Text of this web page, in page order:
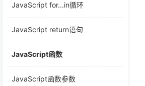
JavaScript for...in循环
JavaScript return语句
JavaScript函数
JavaScript函数参数